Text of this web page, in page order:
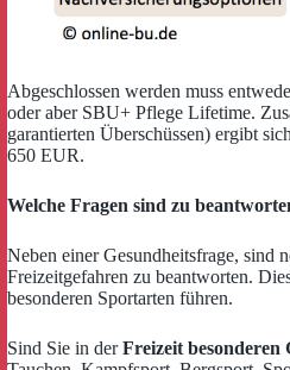
Abgeschlossen werden muss
oder aber SBU+ Pflege Lifetime.
garantierten Überschüssen) ergibt
650 EUR.
Welche Fragen sind zu
Neben einer Gesundheitsfrage, sind
Freizeitgefahren zu beantworten.
besonderen Sportarten führen.
Sind Sie in derFreizeit besonderen